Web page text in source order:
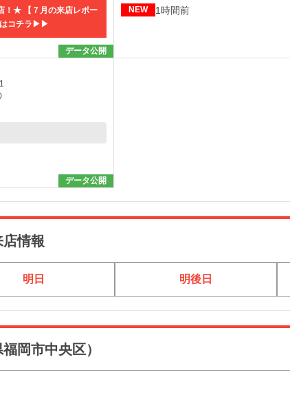
！★ 【７月の来店レポー
はコチラ▶︎▶︎
データ公開
NEW 1時間前
データ公開
情報
明日 明後日
岡市中央区）